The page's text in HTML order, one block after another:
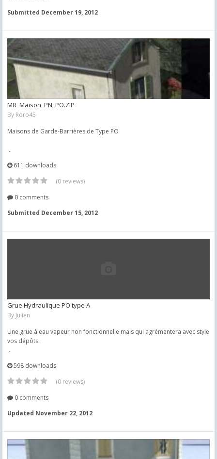
Submitted December 19, 2012
MR_Maison_PN_PO.ZIP
By Roro45
Maisons de Garde-Barrières de Type PO
...
611 downloads
(0 reviews)
0 comments
Submitted December 15, 2012
Grue Hydraulique PO type A
By Julien
Une grue à eau vapeur non fonctionnelle mais qui agrémentera avec style
vos dépôts.
...
598 downloads
(0 reviews)
0 comments
Updated November 22, 2012